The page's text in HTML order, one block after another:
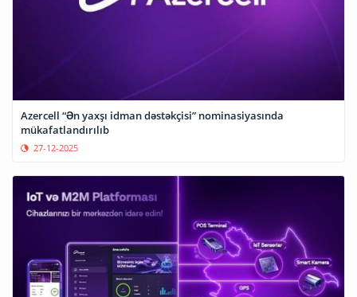
Azercell “Ən yaxşı idman dəstəkçisi” nominasiyasında
mükafatlandırılıb
27-12-2025